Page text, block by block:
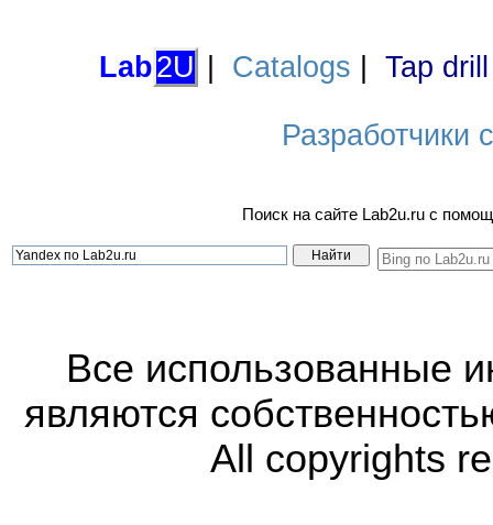
Lab2U Catalogs Tap
Разработчики
Поиск на сайте Lab2u.ru с
Все использованные
являются
All copyrights